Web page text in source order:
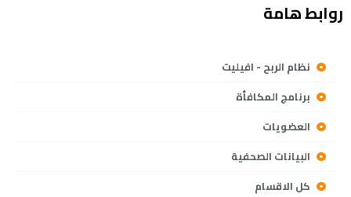
روابط هامة
نظام الربح - افيليت
برنامج المكافأة
العضويات
البيانات الصحفية
كل الاقسام